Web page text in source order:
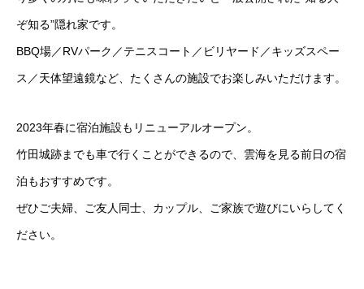
ぞ知る”隠れ家です。
BBQ場／RVパーク／テニスコート／ビリヤード／キッズスペー
ス／天体望遠鏡など、たくさんの施設でお楽しみいただけます。
2023年春に宿泊施設もリニューアルオープン。
竹田城跡までも車で行くことができるので、雲海を見る前日の宿
泊もおすすめです。
ぜひご夫婦、ご友人同士、カップル、ご家族で遊びにいらしてく
ださい。